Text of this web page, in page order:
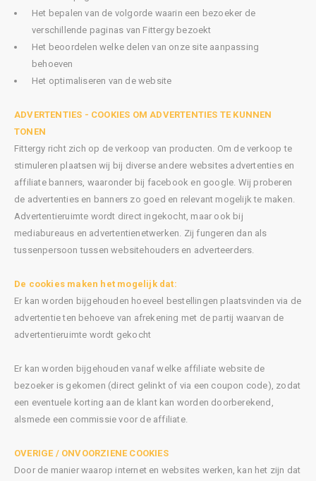
Het bepalen van de volgorde waarin een bezoeker de
verschillende paginas van Fittergy bezoekt
Het beoordelen welke delen van onze site aanpassing
behoeven
Het optimaliseren van de website
ADVERTENTIES - COOKIES OM ADVERTENTIES TE KUNNEN
TONEN
Fittergy richt zich op de verkoop van producten. Om de verkoop te
stimuleren plaatsen wij bij diverse andere websites advertenties en
affiliate banners, waaronder bij facebook en google. Wij proberen
de advertenties en banners zo goed en relevant mogelijk te maken.
Advertentieruimte wordt direct ingekocht, maar ook bij
mediabureaus en advertentienetwerken. Zij fungeren dan als
tussenpersoon tussen websitehouders en adverteerders.
De cookies maken het mogelijk dat:
Er kan worden bijgehouden hoeveel bestellingen plaatsvinden via de
advertentie ten behoeve van afrekening met de partij waarvan de
advertentieruimte wordt gekocht
Er kan worden bijgehouden vanaf welke affiliate website de
bezoeker is gekomen (direct gelinkt of via een coupon code), zodat
een eventuele korting aan de klant kan worden doorberekend,
alsmede een commissie voor de affiliate.
OVERIGE / ONVOORZIENE COOKIES
Door de manier waarop internet en websites werken, kan het zijn dat